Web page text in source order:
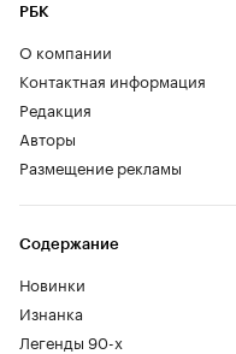
РБК
О компании
Контактная информация
Редакция
Авторы
Размещение рекламы
Содержание
Новинки
Изнанка
Легенды 90-х